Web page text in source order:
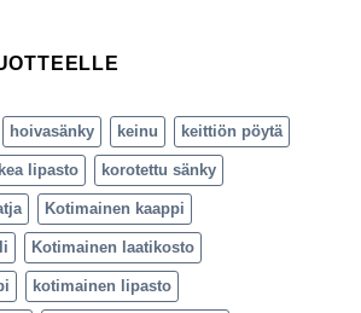
hoivasänky keinu keittiön pöytä
lipasto korotettu sänky
Kotimainen kaappi
Kotimainen laatikosto
kotimainen lipasto